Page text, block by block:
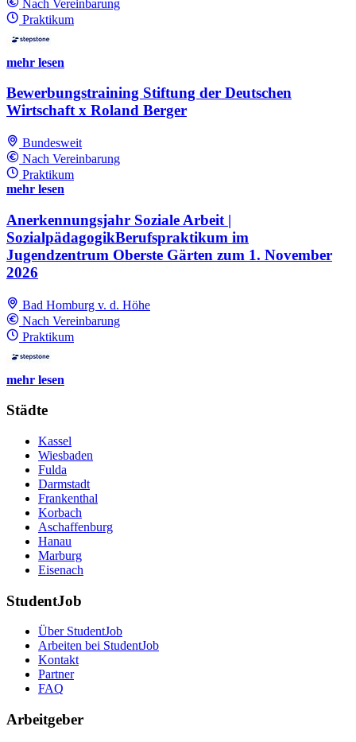
Nach Vereinbarung
Praktikum
mehr lesen
Bewerbungstraining Stiftung der Deutschen
Wirtschaft x Roland Berger
Bundesweit
Nach Vereinbarung
Praktikum
mehr lesen
Anerkennungsjahr Soziale Arbeit |
SozialpädagogikBerufspraktikum im
Jugendzentrum Oberste Gärten zum 1. November
2026
Bad Homburg v. d. Höhe
Nach Vereinbarung
Praktikum
mehr lesen
Städte
Kassel
Wiesbaden
Fulda
Darmstadt
Frankenthal
Korbach
Aschaffenburg
Hanau
Marburg
Eisenach
StudentJob
Über StudentJob
Arbeiten bei StudentJob
Kontakt
Partner
FAQ
Arbeitgeber